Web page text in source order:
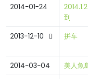
2014-01-24
到
2013-12-10 拼车
2014-03-04 美人魚